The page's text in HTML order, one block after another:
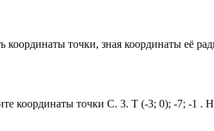
точки, зная координаты её
координаты точки С. 3. Т (-3; 0); -7; -1 .